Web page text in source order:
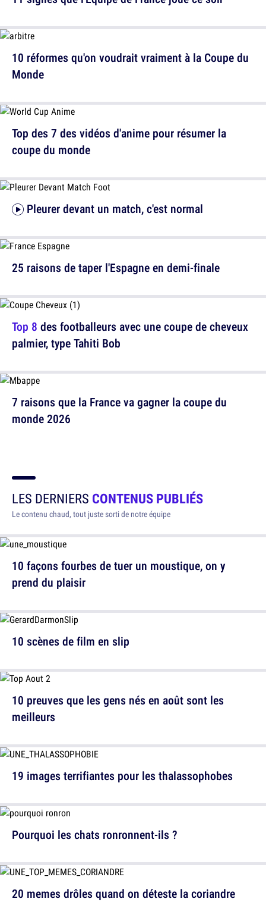
Top des 7 des vidéos d'anime pour résumer la
coupe du monde
Top 8 des footballeurs avec une coupe de cheveux
palmier, type Tahiti Bob
10 réformes qu'on voudrait vraiment à la Coupe du
Monde
Pleurer devant un match, c'est normal
25 raisons de taper l'Espagne en demi-finale
7 raisons que la France va gagner la coupe du
monde 2026
LES DERNIERS CONTENUS PUBLIÉS
Le contenu chaud, tout juste sorti de notre équipe
10 façons fourbes de tuer un moustique, on y
prend du plaisir
10 preuves que les gens nés en août sont les
meilleurs
Pourquoi les chats ronronnent-ils ?
10 scènes de film en slip
19 images terrifiantes pour les thalassophobes
20 memes drôles quand on déteste la coriandre